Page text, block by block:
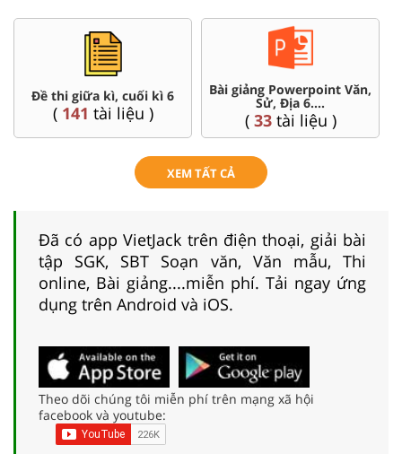
Đề thi giữa kì, cuối kì 6
( 141 tài liệu )
Bài giảng Powerpoint Văn,
Sử, Địa 6....
( 33tài liệu )
XEM TẤT CẢ
Đã có app VietJack trên điện thoại, giải bài
tập SGK, SBT Soạn văn, Văn mẫu, Thi
online, Bài giảng....miễn phí. Tải ngay ứng
dụng trên Android và iOS.
Theo dõi chúng tôi miễn phí trên mạng xã hội
facebook và youtube: